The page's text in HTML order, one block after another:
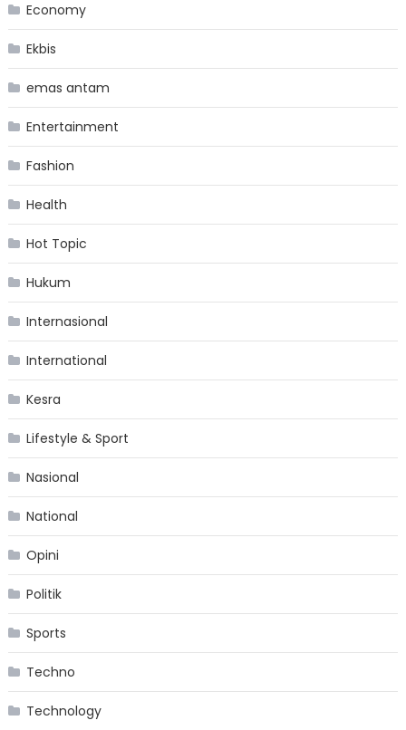
Economy
Ekbis
emas antam
Entertainment
Fashion
Health
Hot Topic
Hukum
Internasional
International
Kesra
Lifestyle & Sport
Nasional
National
Opini
Politik
Sports
Techno
Technology